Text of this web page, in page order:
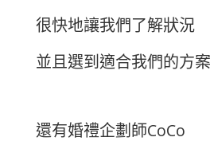
很快地讓我們了解狀況
並且選到適合我們的方案
還有婚禮企劃師CoCo